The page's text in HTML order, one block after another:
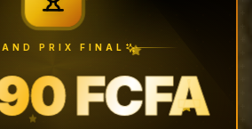
PRIX FINAL
FCFA